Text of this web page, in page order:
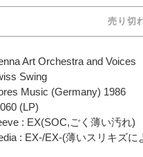
売り切
Art Orchestra and Voices
Swing
Music (Germany) 1986
(LP)
: EX(SOC,ごく薄い汚れ)
: EX-/EX-(薄いスリキズ